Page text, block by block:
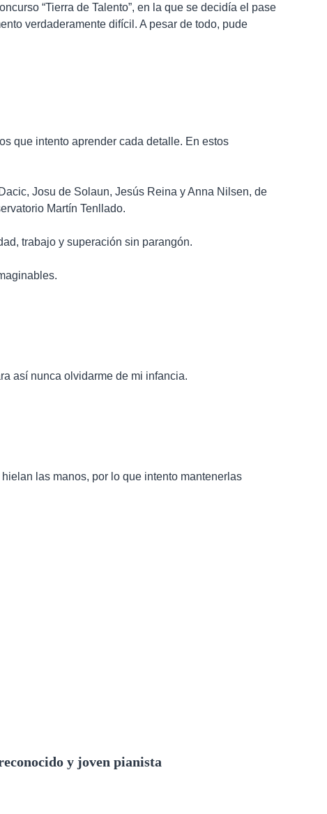
“Tierra de Talento”, en la que se decidía el pase
verdaderamente difícil. A pesar de todo, pude
que intento aprender cada detalle. En estos
Josu de Solaun, Jesús Reina y Anna Nilsen, de
Martín Tenllado.
trabajo y superación sin parangón.
así nunca olvidarme de mi infancia.
las manos, por lo que intento mantenerlas
y joven pianista